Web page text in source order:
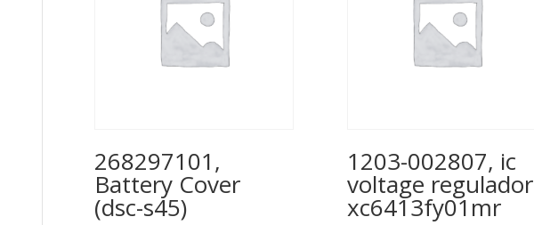
268297101,
Battery Cover
(dsc-s45)
1203-002807, ic
voltage regulador
xc6413fy01mr